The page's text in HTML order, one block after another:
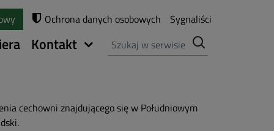
Ochrona danych osobowych Sygnaliści
Kontakt Szukaj
cechowni znajdującego się w Południowym